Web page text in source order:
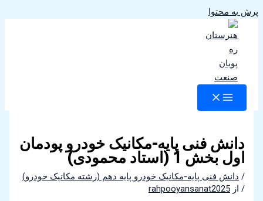
پرش به محتوا
دانش فنی پایه-مکانیک خودرو پودمان
اول بخش 1 (استاد محمودی)
/ دانش فنی پایه-مکانیک خودرو پایه دهم (رشته مکانیک خودرو)
/ از rahpooyansanat2025